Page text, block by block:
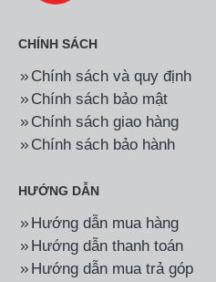
CHÍNH SÁCH
Chính sách và quy định
Chính sách bảo mật
Chính sách giao hàng
Chính sách bảo hành
HƯỚNG DẪN
Hướng dẫn mua hàng
Hướng dẫn thanh toán
Hướng dẫn mua trả góp